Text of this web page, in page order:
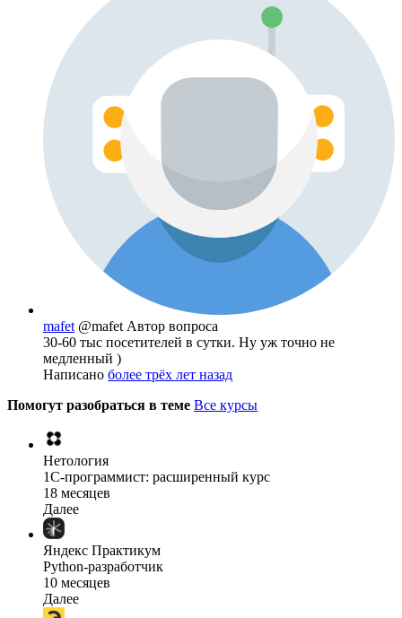
mafet @mafet Автор вопроса
30-60 тыс посетителей в сутки. Ну уж точно не
медленный )
Написано более трёх лет назад
Помогут разобраться в теме Все курсы
Нетология
1C-программист: расширенный курс
18 месяцев
Далее
Яндекс Практикум
Python-разработчик
10 месяцев
Далее